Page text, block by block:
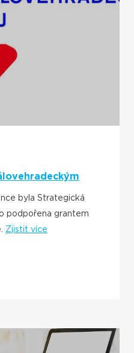
byla Strategická
podpořena grantem
Zjistit více